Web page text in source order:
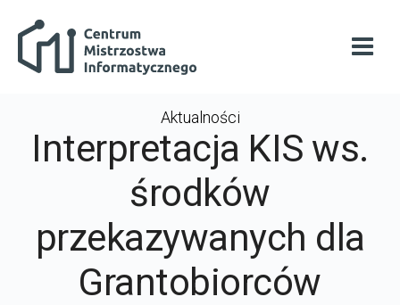
Aktualności
Interpretacja KIS ws.
środków
przekazywanych dla
Grantobiorców